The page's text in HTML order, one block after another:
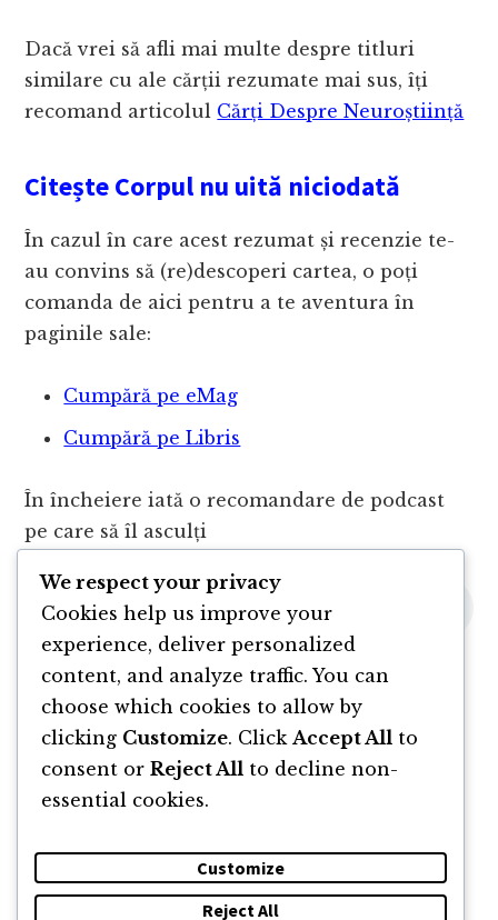
Dacă vrei să afli mai multe despre titluri
similare cu ale cărții rezumate mai sus, îți
recomand articolul Cărți Despre Neuroștiință
Citește Corpul nu uită niciodată
În cazul în care acest rezumat și recenzie te-
au convins să (re)descoperi cartea, o poți
comanda de aici pentru a te aventura în
paginile sale:
Cumpără pe eMag
Cumpără pe Libris
În încheiere iată o recomandare de podcast
pe care să îl asculți
We respect your privacy
Cookies help us improve your
experience, deliver personalized
content, and analyze traffic. You can
choose which cookies to allow by
clicking Customize. Click Accept All to
consent or Reject All to decline non-
essential cookies.
Customize
Reject All